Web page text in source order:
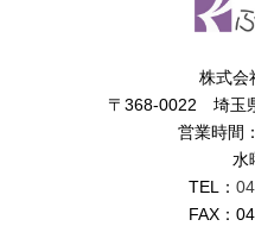
株式会
〒368-0022 埼玉
営業時間
水
TEL：
FAX：